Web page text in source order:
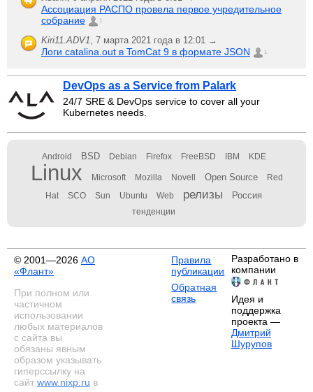
Ассоциация РАСПО провела первое учредительное
собрание
1
Kiri11.ADV1, 7 марта 2021 года в 12:01 →
Логи catalina.out в TomCat 9 в формате JSON 1
DevOps as a Service from Palark
24/7 SRE & DevOps service to cover all your
Kubernetes needs.
Android BSD Debian Firefox FreeBSD IBM KDE
Linux Microsoft Mozilla Novell Open Source Red
Hat SCO Sun Ubuntu Web релизы Россия
тенденции
© 2001—2026 АО
«Флант»
При полном или
частичном
использовании
любых материалов
с сайта вы
обязаны явным
образом указывать
гиперссылку на
сайт www.nixp.ru в
Правила
публикации
Обратная
связь
Разработано в
компании
Идея и
поддержка
проекта —
Дмитрий
Шурупов